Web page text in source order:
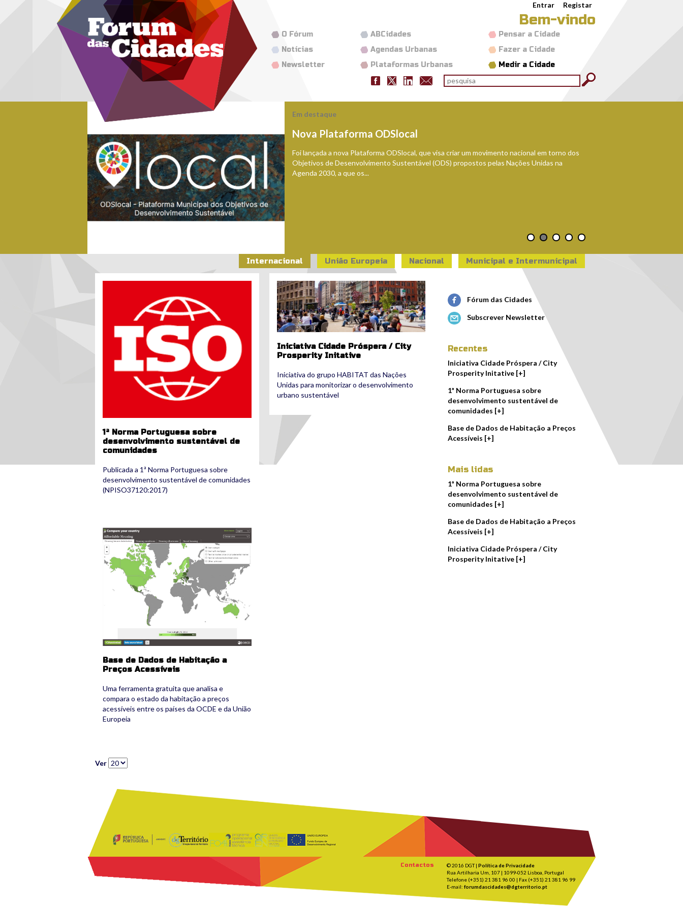
Passar para o conteúdo principalMenu secundário Entrar Registar
Bem-vindo
Pensar a Cidade
Fazer a Cidade
Medir a Cidade
ABCidades
Agendas Urbanas
Plataformas Urbanas
O Fórum
Notícias
Newsletter
Formulário de pesquisa
pesquisar
ods_local_1.jpg
Em destaque
Nova Plataforma ODSlocal
Foi lançada a nova Plataforma ODSlocal, que visa criar um movimento nacional em torno dos
Objetivos de Desenvolvimento Sustentável (ODS) propostos pelas Nações Unidas na
Agenda 2030, a que os...
Internacional União Europeia Nacional Municipal e Intermunicipal
1ª Norma Portuguesa sobre
desenvolvimento sustentável de
comunidades
Publicada a 1ª Norma Portuguesa sobre
desenvolvimento sustentável de comunidades
(NPISO37120:2017)
base_de_dados.jpg
Base de Dados de Habitação a
Preços Acessíveis
Uma ferramenta gratuita que analisa e
compara o estado da habitação a preços
acessíveis entre os países da OCDE e da União
Europeia
cpi_3.jpg
Iniciativa Cidade Próspera / City
Prosperity Initative
Iniciativa do grupo HABITAT das Nações
Unidas para monitorizar o desenvolvimento
urbano sustentável
Ver
Fórum das Cidades
Subscrever Newsletter
Recentes
Iniciativa Cidade Próspera / City
Prosperity Initative [+]
1ª Norma Portuguesa sobre
desenvolvimento sustentável de
comunidades [+]
Base de Dados de Habitação a Preços
Acessíveis [+]
Mais lidas
1ª Norma Portuguesa sobre
desenvolvimento sustentável de
comunidades [+]
Base de Dados de Habitação a Preços
Acessíveis [+]
Iniciativa Cidade Próspera / City
Prosperity Initative [+]
Contactos © 2016 DGT |Política de Privacidade
Rua Artilharia Um, 107 | 1099-052 Lisboa, Portugal
Telefone (+351) 21 381 96 00 | Fax (+351) 21 381 96 99
E-mail:forumdascidades@dgterritorio.pt